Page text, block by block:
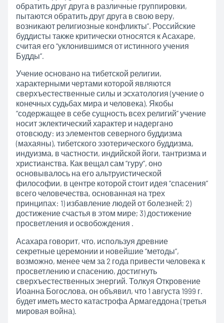
обратить друг друга в различные группировки,
пытаются обратить друг друга в свою веру,
возникают религиозные конфликты”. Российские
буддисты также критически относятся к Асахаре,
считая его “уклонившимся от истинного учения
Будды”.
Учение основано на тибетской религии,
характерными чертами которой являются
сверхъестественные силы и эсхатология (учение о
конечных судьбах мира и человека). Якобы
“содержащее в себе сущность всех религий” учение
носит эклектический характер и надергано
отовсюду: из элементов северного буддизма
(махаяны), тибетского эзотерического буддизма,
индуизма, в частности, индийской йоги, тантризма и
христианства. Как вещал сам “гуру”, оно
основывалось на его альтруистической
философии, в центре которой стоит идея “спасения”
всего человечества, основанная на трех
принципах: 1) избавление людей от болезней; 2)
достижение счастья в этом мире; 3) достижение
просветления и освобождения .
Асахара говорит, что, используя древние
секретные церемонии и новейшие “методы”,
возможно, менее чем за 2 года привести человека к
просветлению и спасению, достигнуть
сверхъестественных энергий. Толкуя Откровение
Иоанна Богослова, он объявил, что 1 августа 1999 г.
будет иметь место катастрофа Армагеддона (третья
мировая война).